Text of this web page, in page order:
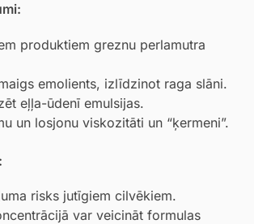
produktiem greznu perlamutra
emolients, izlīdzinot raga slāni.
eļļa-ūdenī emulsijas.
un losjonu viskozitāti un “ķermeni”.
risks jutīgiem cilvēkiem.
var veicināt formulas